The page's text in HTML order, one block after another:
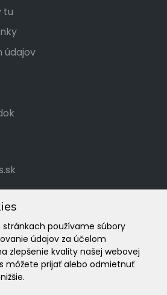
používame súbory
údajov za účelom
zlepšenie kvality našej webovej
môžete prijať alebo odmietnuť
tu
údajov